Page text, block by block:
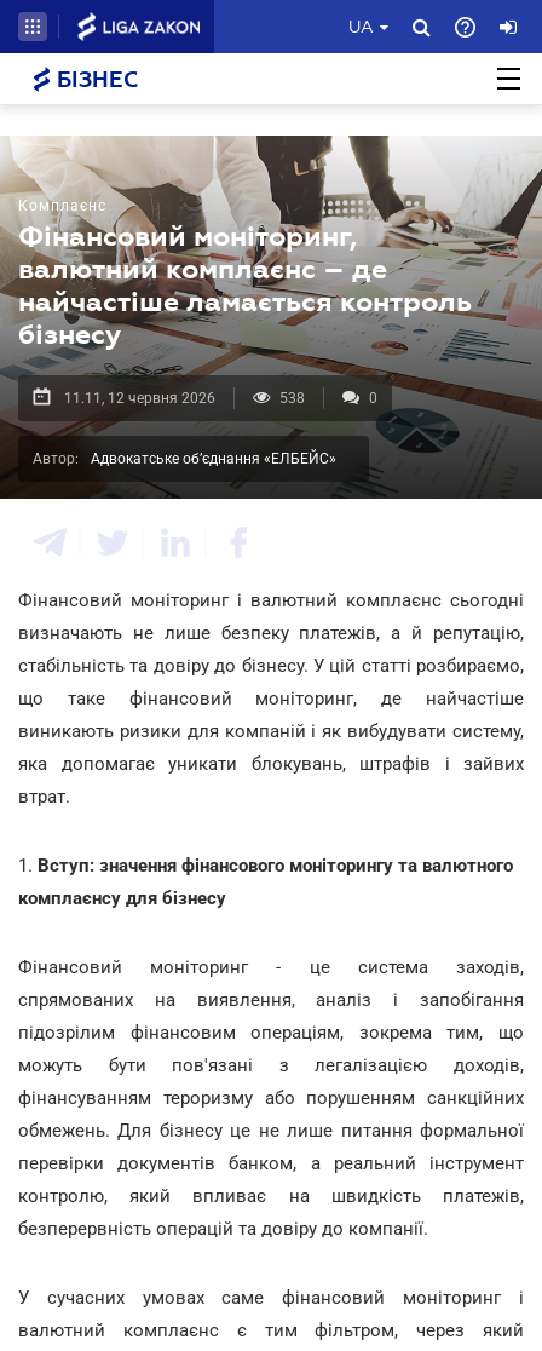
UA
БІЗНЕС
Комплаєнс
Фінансовий моніторинг,
валютний комплаєнс – де
найчастіше ламається контроль
бізнесу
11.11, 12 червня 2026 538 0
Автор: Адвокатське об’єднання «ЕЛБЕЙС»
Фінансовий моніторинг і валютний комплаєнс сьогодні
визначають не лише безпеку платежів, а й репутацію,
стабільність та довіру до бізнесу. У цій статті розбираємо,
що таке фінансовий моніторинг, де найчастіше
виникають ризики для компаній і як вибудувати систему,
яка допомагає уникати блокувань, штрафів і зайвих
втрат.
1. Вступ: значення фінансового моніторингу та валютного
комплаєнсу для бізнесу
Фінансовий моніторинг - це система заходів,
спрямованих на виявлення, аналіз і запобігання
підозрілим фінансовим операціям, зокрема тим, що
можуть бути пов'язані з легалізацією доходів,
фінансуванням тероризму або порушенням санкційних
обмежень. Для бізнесу це не лише питання формальної
перевірки документів банком, а реальний інструмент
контролю, який впливає на швидкість платежів,
безперервність операцій та довіру до компанії.
У сучасних умовах саме фінансовий моніторинг і
валютний комплаєнс є тим фільтром, через який